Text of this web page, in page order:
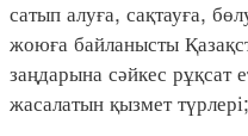
сатып алуға, сақтауға,
жоюға байланысты
заңдарына сәйкес рұқсат
жасалатын қызмет түрлері;